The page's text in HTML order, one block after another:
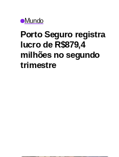
Mundo
Porto Seguro registra
lucro de R$879,4
milhões no segundo
trimestre